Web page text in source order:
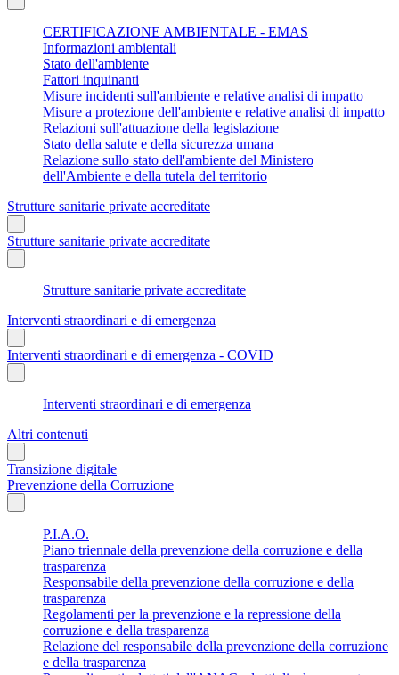
CERTIFICAZIONE AMBIENTALE - EMAS
Informazioni ambientali
Stato dell'ambiente
Fattori inquinanti
Misure incidenti sull'ambiente e relative analisi di impatto
Misure a protezione dell'ambiente e relative analisi di impatto
Relazioni sull'attuazione della legislazione
Stato della salute e della sicurezza umana
Relazione sullo stato dell'ambiente del Ministero
dell'Ambiente e della tutela del territorio
Strutture sanitarie private accreditate
Strutture sanitarie private accreditate
Strutture sanitarie private accreditate
Interventi straordinari e di emergenza
Interventi straordinari e di emergenza - COVID
Interventi straordinari e di emergenza
Altri contenuti
Transizione digitale
Prevenzione della Corruzione
P.I.A.O.
Piano triennale della prevenzione della corruzione e della
trasparenza
Responsabile della prevenzione della corruzione e della
trasparenza
Regolamenti per la prevenzione e la repressione della
corruzione e della trasparenza
Relazione del responsabile della prevenzione della corruzione
e della trasparenza